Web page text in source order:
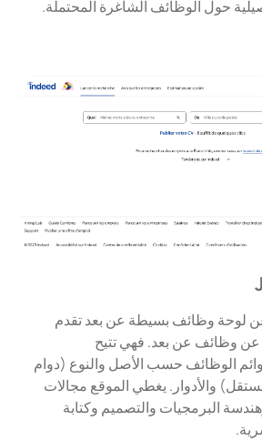
حول الوظائف الشاغرة المحتملة.
لوحة وظائف بسيطة عن بعد تقدم
عن وظائف عن بعد. فهي تتيح
الوظائف حسب الأصل والنوع (دوام
والأدوار. يغطي الموقع مجالات
البرمجيات والتصميم وكتابة